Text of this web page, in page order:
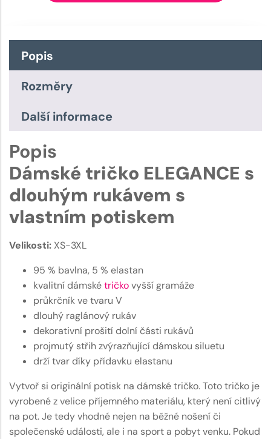
Popis
Rozměry
Další informace
Popis
Dámské tričko ELEGANCE s
dlouhým rukávem s
vlastním potiskem
Velikosti: XS-3XL
95 % bavlna, 5 % elastan
kvalitní dámskétričkovyšší gramáže
průkrčník ve tvaru V
dlouhý raglánový rukáv
dekorativní prošití dolní části rukávů
projmutý střih zvýrazňující dámskou siluetu
drží tvar díky přídavku elastanu
Vytvoř si originální potisk na dámské tričko. Toto tričko je
vyrobené z velice příjemného materiálu, který není citlivý
na pot. Je tedy vhodné nejen na běžné nošení či
společenské události, ale i na sport a pobyt venku. Pokud